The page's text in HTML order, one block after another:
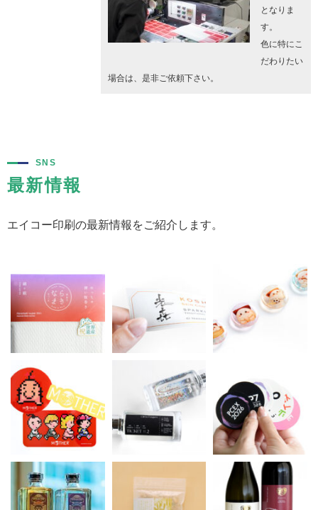
となりま
す。
色に特にこ
だわりたい
場合は、是非ご依頼下さい。
SNS
最新情報
エイコー印刷の最新情報をご紹介します。